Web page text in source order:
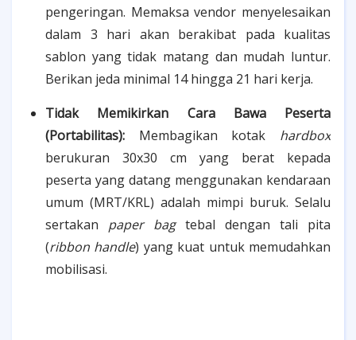
pengeringan. Memaksa vendor menyelesaikan
dalam 3 hari akan berakibat pada kualitas
sablon yang tidak matang dan mudah luntur.
Berikan jeda minimal 14 hingga 21 hari kerja.
Tidak Memikirkan Cara Bawa Peserta
(Portabilitas): Membagikan kotak hardbox
berukuran 30x30 cm yang berat kepada
peserta yang datang menggunakan kendaraan
umum (MRT/KRL) adalah mimpi buruk. Selalu
sertakan paper bagtebal dengan tali pita
(ribbon handle) yang kuat untuk memudahkan
mobilisasi.